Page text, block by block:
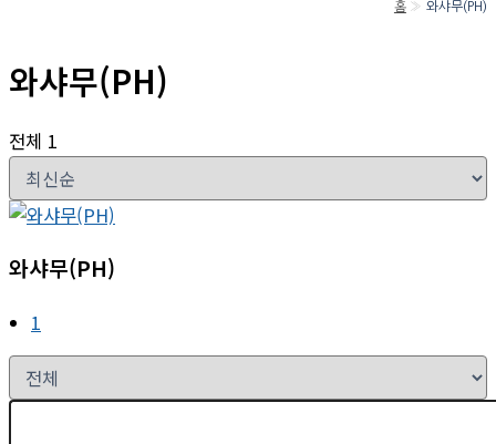
홈 와샤무(PH)
와샤무(PH)
전체 1
와샤무(PH)
1